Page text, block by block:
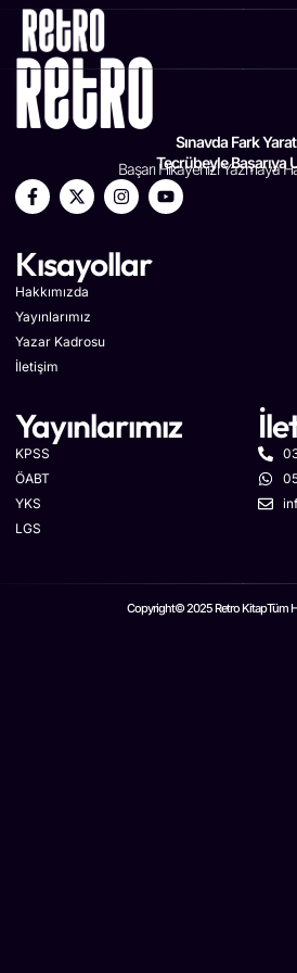
Sınavda Fark
Tecrübeyle Başarıya
Başarı Hikayenizi Yazmaya
Kısayollar
Hakkımızda
Yayınlarımız
Yazar Kadrosu
İletişim
Yayınlarımız
KPSS
ÖABT
YKS
LGS
Copyright© 2025 Retro KitapTüm